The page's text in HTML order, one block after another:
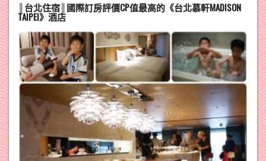
║台北住宿║國際訂房評價CP值最高的《台北慕軒MADISON
TAIPEI》酒店